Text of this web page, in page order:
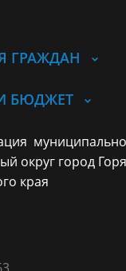
ГРАЖДАН
БЮДЖЕТ
округ город
края